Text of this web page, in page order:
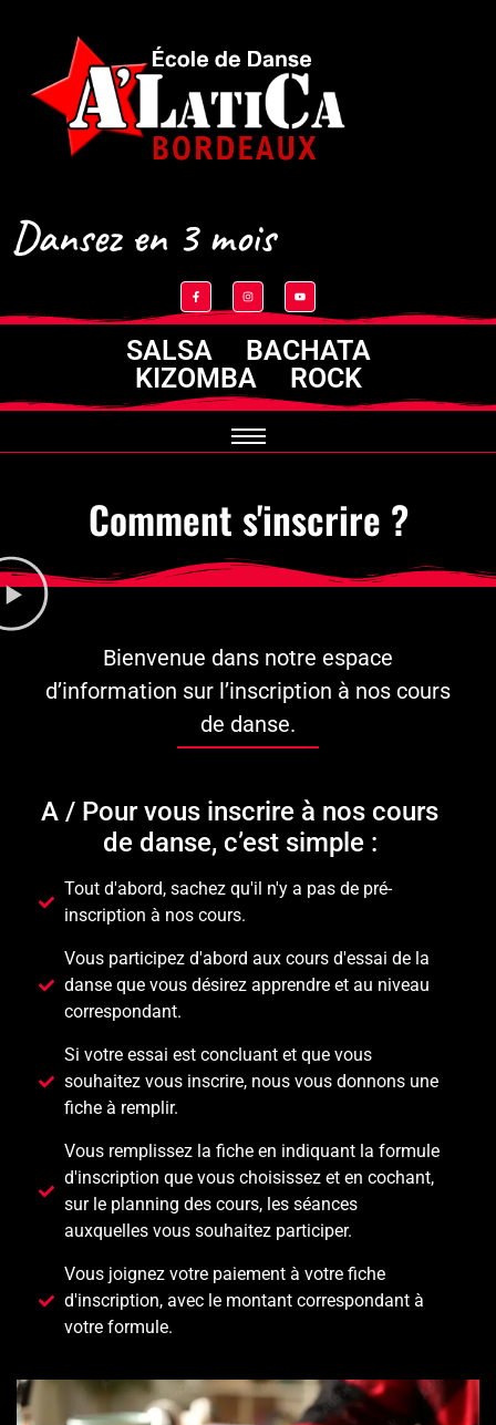
Dansez en 3 mois
SALSA BACHATA
KIZOMBA ROCK
Comment s'inscrire ?
Bienvenue dans notre espace
d’information sur l’inscription à nos cours
de danse.
A / Pour vous inscrire à nos cours
de danse, c’est simple :
Tout d'abord, sachez qu'il n'y a pas de pré-
inscription à nos cours.
Vous participez d'abord aux cours d'essai de la
danse que vous désirez apprendre et au niveau
correspondant.
Si votre essai est concluant et que vous
souhaitez vous inscrire, nous vous donnons une
fiche à remplir.
Vous remplissez la fiche en indiquant la formule
d'inscription que vous choisissez et en cochant,
sur le planning des cours, les séances
auxquelles vous souhaitez participer.
Vous joignez votre paiement à votre fiche
d'inscription, avec le montant correspondant à
votre formule.